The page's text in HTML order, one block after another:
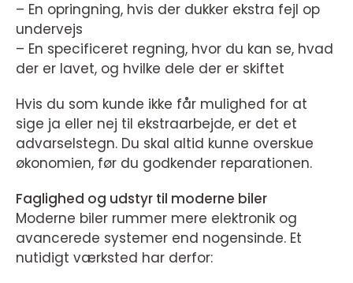
– En opringning, hvis der dukker ekstra fejl op
undervejs
– En specificeret regning, hvor du kan se, hvad
der er lavet, og hvilke dele der er skiftet
Hvis du som kunde ikke får mulighed for at
sige ja eller nej til ekstraarbejde, er det et
advarselstegn. Du skal altid kunne overskue
økonomien, før du godkender reparationen.
Faglighed og udstyr til moderne biler
Moderne biler rummer mere elektronik og
avancerede systemer end nogensinde. Et
nutidigt værksted har derfor: